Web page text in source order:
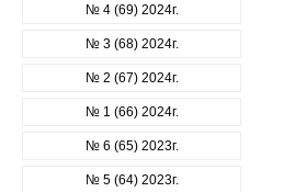
№ 4 (69) 2024г.
№ 3 (68) 2024г.
№ 2 (67) 2024г.
№ 1 (66) 2024г.
№ 6 (65) 2023г.
№ 5 (64) 2023г.